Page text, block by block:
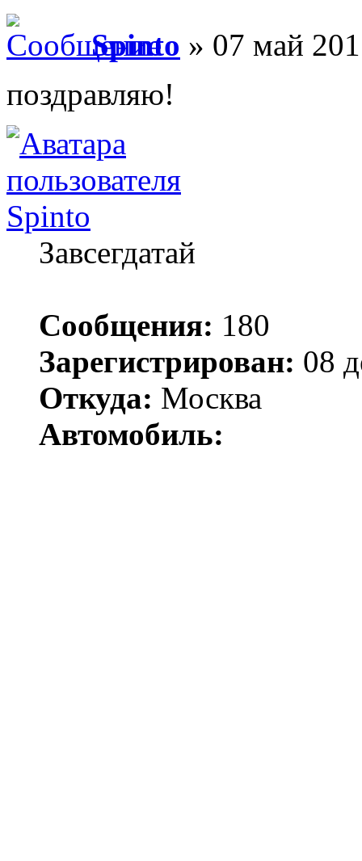
Spinto » 07 май
поздравляю!
Spinto
Завсегдатай
Сообщения: 180
Зарегистрирован: 08
Откуда: Москва
Автомобиль: